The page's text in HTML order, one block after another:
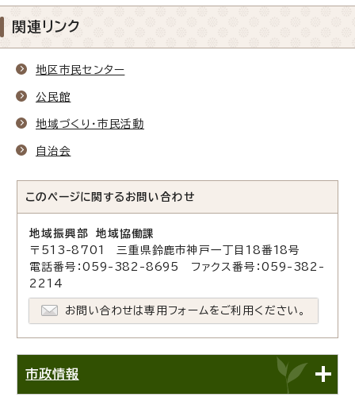
関連リンク
地区市民センター
公民館
地域づくり・市民活動
自治会
このページに関する お問い合わせ
地域振興部 地域協働課
〒513-8701 三重県鈴鹿市神戸一丁目18番18号
電話番号：059-382-8695 ファクス番号：059-382-
2214
お問い合わせは専用フォームをご利用ください。
市政情報